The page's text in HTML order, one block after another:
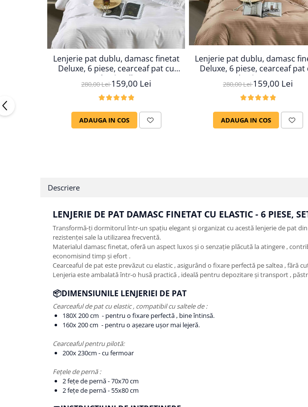
Lenjerie pat dublu, damasc finetat
Deluxe, 6 piese, cearceaf pat cu
elastic, Alb
280,00 Lei159,00 Lei
ADAUGA IN COS
Lenjerie pat dublu, damasc
Deluxe, 6 piese, cearceaf pat
elastic, Maro
280,00 Lei159,00 Lei
ADAUGA IN COS
Descriere
LENJERIE DE PAT DAMASC FINETAT CU ELASTIC - 6 PIESE,
Transformă-ți dormitorul într-un spațiu elegant și organizat cu acestă lenjerie de pat
rezistenței sale la utilizarea frecventă.
Materialul damasc finetat, oferă un aspect luxos și o senzație plăcută la atingere ,
economisind timp și efort .
Cearceaful de pat este prevăzut cu elastic , asigurând o fixare perfectă pe saltea ,
Lenjeria este ambalată într-o husă practică , ideală pentru depozitare și transport ,
📦DIMENSIUNILE LENJERIEI DE PAT
Cearceaful de pat cu elastic , compatibil cu saltele de :
180X 200 cm - pentru o fixare perfectă , bine întinsă.
160x 200 cm - pentru o așezare ușor mai lejeră.
Cearceaful pentru pilotă:
200x 230cm - cu fermoar
Fețele de pernă :
2 fețe de pernă - 70x70 cm
2 fețe de pernă - 55x80 cm